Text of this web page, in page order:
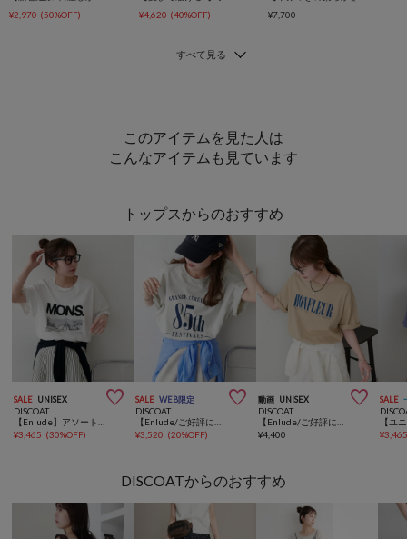
¥2,970 (50%OFF)
¥4,620 (40%OFF)
¥7,700
このアイテムを見た人は
こんなアイテムも見ています
トップスからのおすすめ
SALE UNISEX 
DISCOAT
【Enlude】アソートフォトビッグTシャツ《ユニセックス》
¥3,465 (30%OFF)
SALE WEB限定 
DISCOAT
【Enlude/ご好評につき新色追加！】アソート縦長ナンバーロゴTシャツ《ユニセックス》
¥3,520 (20%OFF)
動画 UNISEX 
DISCOAT
【Enlude/ご好評につき新色追加！】フレンチロゴTシャツ《ユニセックス》
¥4,400
SALE
¥
DISCOATからのおすすめ